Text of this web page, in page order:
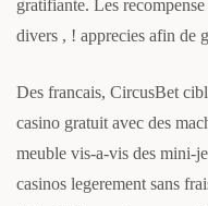
gratifiante. Les
divers , ! apprecies afin de
Des francais, CircusBet
casino gratuit avec des
meuble vis-a-vis des mini-
casinos legerement sans